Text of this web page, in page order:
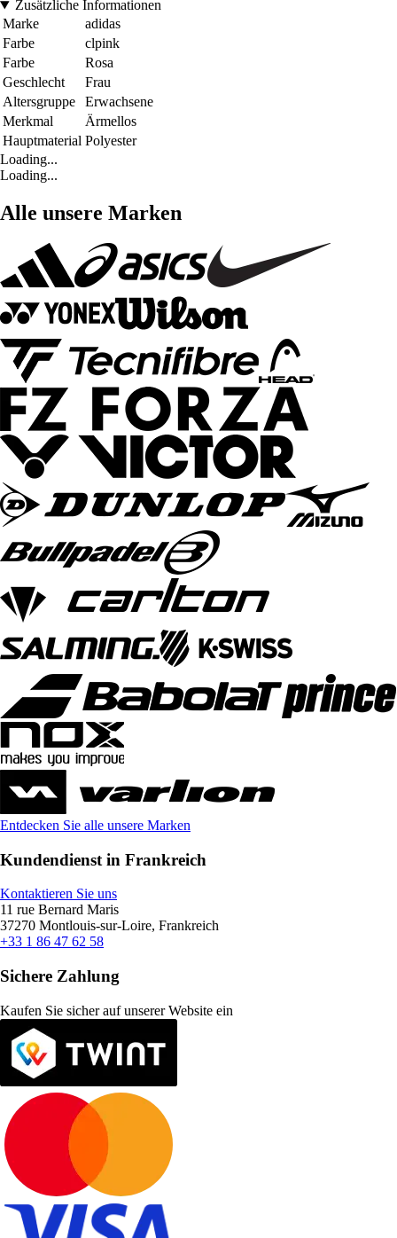
Zusätzliche Informationen
Marke
adidas
Farbe
clpink
Farbe
Rosa
Geschlecht
Frau
Altersgruppe
Erwachsene
Merkmal
Ärmellos
Hauptmaterial Polyester
Loading...
Loading...
Alle unsere Marken
Entdecken Sie alle unsere Marken
Kundendienst in Frankreich
Kontaktieren Sie uns
11 rue Bernard Maris
37270 Montlouis-sur-Loire, Frankreich
+33 1 86 47 62 58
Sichere Zahlung
Kaufen Sie sicher auf unserer Website ein